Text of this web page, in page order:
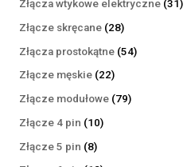
Złącza wtykowe elektryczne 3131
Złącze skręcane 2828
produktów
Złącza prostokątne 5454
Złącze męskie 2222
produkty
Złącze modułowe 7979
Złącze 4 pin 1010
Złącze 5 pin 88
produktów